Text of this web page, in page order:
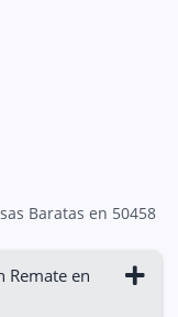
Baratas en 50458
Remate en